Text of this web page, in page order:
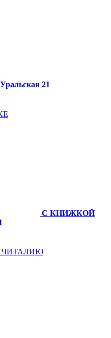
Уральская 21
С КНИЖКОЙ